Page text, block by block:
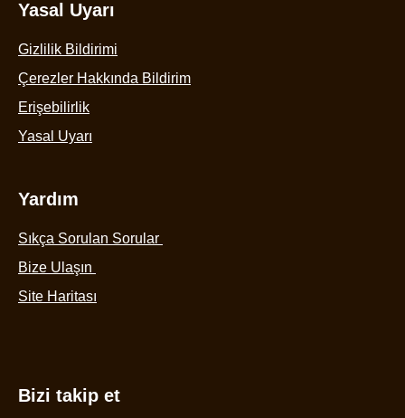
Yasal Uyarı
Gizlilik Bildirimi
Çerezler Hakkında Bildirim
Çerez Ayarlarını Yapılandır
Erişebilirlik
Yardım
Sıkça Sorulan Sorular
Bize Ulaşın